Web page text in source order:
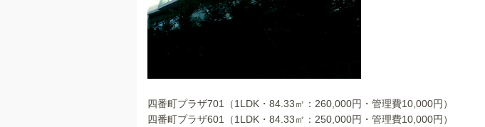
四番町プラザ701（1LDK・84.33㎡：260,000円・管理費10,000円）
四番町プラザ601（1LDK・84.33㎡：250,000円・管理費10,000円）